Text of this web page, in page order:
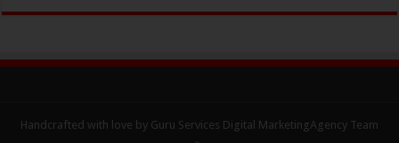
Handcrafted with love by Guru Services Digital MarketingAgency Team